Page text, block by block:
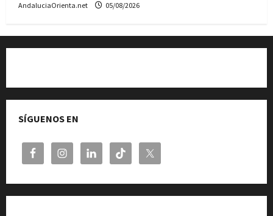
AndaluciaOrienta.net 05/08/2026
SÍGUENOS EN